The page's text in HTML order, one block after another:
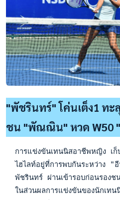
"พัชรินทร์" โค่นเต็ง1 ทะ
ชน "พัณณิน" หวด W50 "
การแข่งขันเทนนิสอาชีพหญิง เก็
ไฮไลท์อยู่ที่การพบกันระหว่าง "
พัชรินทร์ ผ่านเข้ารอบก่อนรอง
ในส่วนผลการแข่งขันของนักเท